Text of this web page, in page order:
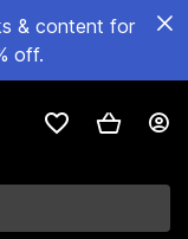
& content for
off.